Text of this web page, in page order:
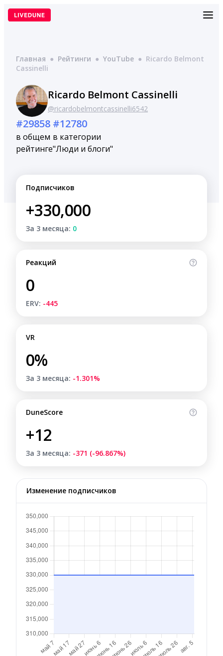
Перейти
Главная ● Рейтинги ● YouTube ● Ricardo Belmont
Cassinelli
Ricardo Belmont Cassinelli
@ricardobelmontcassinelli6542
#29858
в общем
рейтинге
#12780
в категории
"Люди и блоги"
Подписчиков
+330,000
За 3 месяца: 0
Реакций
0
ERV: -445
VR
0%
За 3 месяца: -1.301%
DuneScore
+12
За 3 месяца: -371 (-96.867%)
Изменение подписчиков